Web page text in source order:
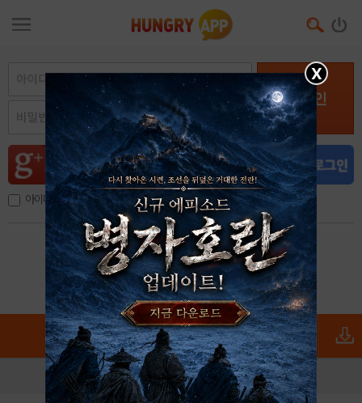
로그인
아이디, 이메일 저장
아이디 / 비밀번호 찾기 회원가입
X
로그인 PC버전 전체앱